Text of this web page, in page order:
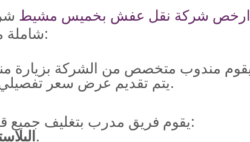
ارخص شركة نقل عفش بخميس مشيط
شاملة من الخدمات المصممة لتلبية كافة احتياجات العملاء، وتشمل عادةً:
يتم تقديم عرض سعر تفصيلي وشفاف يشمل جميع التكاليف المتوقعة دون أي رسوم مخفية.
يقوم فريق مدرب بتغليف جميع قطع الأثاث بعناية فائقة باستخدام مواد تغليف عالية الجودة مثل:
لحماية الأسطح الحساسة والأشياء القابلة للكسر.